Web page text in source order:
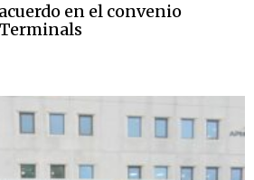
en el convenio